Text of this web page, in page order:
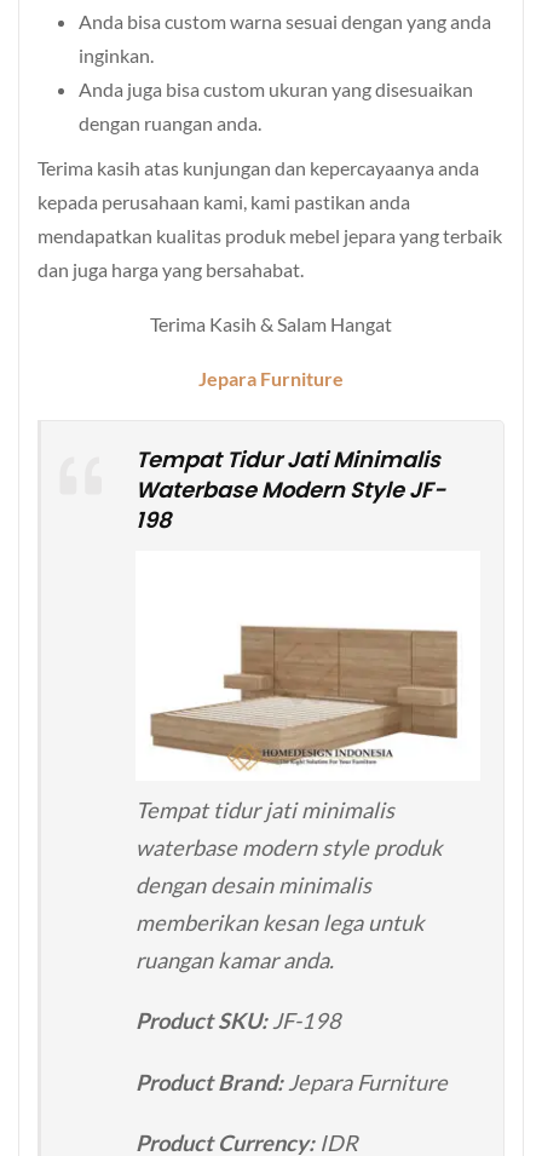
Anda bisa custom warna sesuai dengan yang anda
inginkan.
Anda juga bisa custom ukuran yang disesuaikan
dengan ruangan anda.
Terima kasih atas kunjungan dan kepercayaanya anda
kepada perusahaan kami, kami pastikan anda
mendapatkan kualitas produk mebel jepara yang terbaik
dan juga harga yang bersahabat.
Terima Kasih & Salam Hangat
Jepara Furniture
Tempat Tidur Jati Minimalis
Waterbase Modern Style JF-
198
Tempat tidur jati minimalis
waterbase modern style produk
dengan desain minimalis
memberikan kesan lega untuk
ruangan kamar anda.
Product SKU:JF-198
Product Brand:Jepara Furniture
Product Currency: IDR